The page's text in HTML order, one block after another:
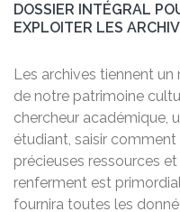
DOSSIER INTÉGRAL
EXPLOITER LES
Les archives tiennent
de notre patrimoine
chercheur académique,
étudiant, saisir
précieuses ressources
renferment est
fournira toutes les